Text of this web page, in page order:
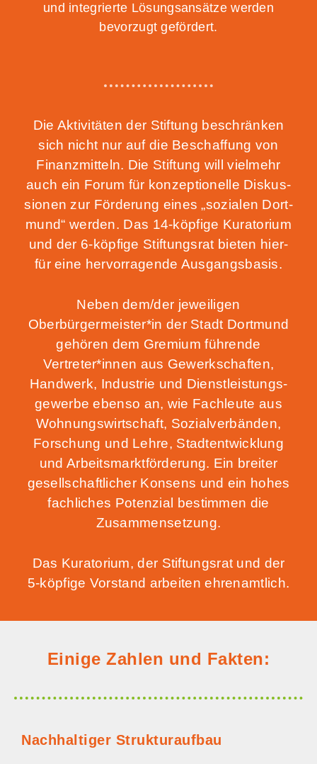
und inte­grier­te Lösungs­an­sät­ze wer­den
bevor­zugt gefördert.
Die Akti­vi­tä­ten der Stif­tung beschrän­ken
sich nicht nur auf die Beschaf­fung von
Finanz­mit­teln. Die Stif­tung will viel­mehr
auch ein Forum für kon­zep­tio­nel­le Dis­kus­
sio­nen zur För­de­rung eines „sozia­len Dort­
mund“ wer­den. Das 14-köp­fi­ge Kura­to­ri­um
und der 6‑köpfige Stif­tungs­rat bie­ten hier­
für eine her­vor­ra­gen­de Ausgangsbasis.
Neben dem/der jewei­li­gen
Oberbürgermeister*in der Stadt Dort­mund
gehö­ren dem Gre­mi­um füh­ren­de
Vertreter*innen aus Gewerk­schaf­ten,
Hand­werk, Indus­trie und Dienst­leis­tungs­
ge­wer­be eben­so an, wie Fach­leu­te aus
Woh­nungs­wirt­schaft, Sozi­al­ver­bän­den,
For­schung und Leh­re, Stadt­ent­wick­lung
und Arbeits­markt­för­de­rung. Ein brei­ter
gesell­schaft­li­cher Kon­sens und ein hohes
fach­li­ches Poten­zi­al bestim­men die
Zusammensetzung.
Das Kura­to­ri­um, der Stif­tungs­rat und der
5‑köpfige Vor­stand arbei­ten ehrenamtlich.
Eini­ge Zah­len und Fakten:
Nach­hal­ti­ger Strukturaufbau